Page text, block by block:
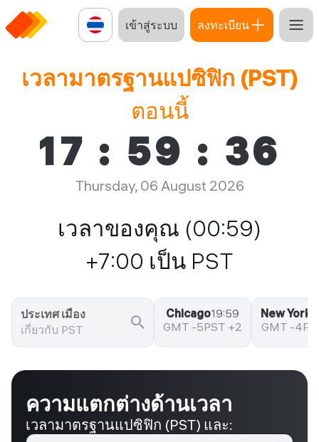
เข้าสู่ระบบ ลงทะเบียน
เวลามาตรฐานแปซิฟิก (PST)
ตอนนี้
17 : 59 : 37
Thursday, 06 August 2026
เวลาของคุณ (00:59)
+7:00 เป็น PST
ประเทศ เมือง Chicago19:59
GMT -5PST +2
New York
GMT -4
ความแตกต่างด้านเวลา
เวลามาตรฐานแปซิฟิก (PST) และ: